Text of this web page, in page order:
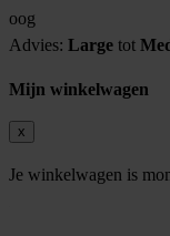
oog
Advies: Large tot
Mijn winkelwagen
x
Je winkelwagen is